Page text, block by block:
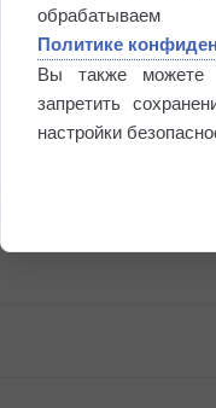
Политике
Вы также можете
запретить
настройки